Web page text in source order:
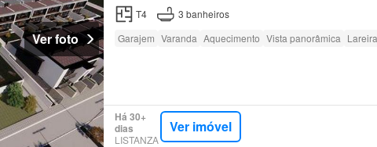
Ver foto
T4
3 banheiros
Garajem Varanda Aquecimento Vista panorâmica Lareira
Há 30+
dias
LISTANZA
Ver imóvel